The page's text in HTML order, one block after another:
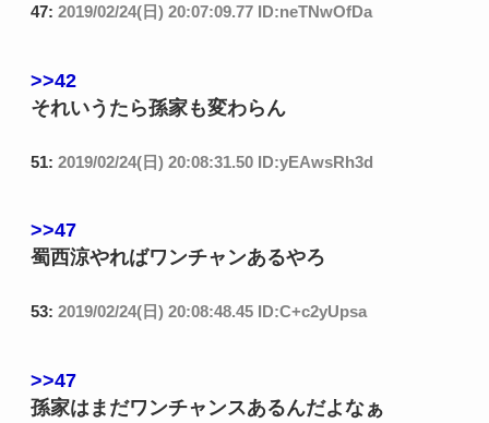
47: 2019/02/24(日) 20:07:09.77 ID:neTNwOfDa
>>42
それいうたら孫家も変わらん
51: 2019/02/24(日) 20:08:31.50 ID:yEAwsRh3d
>>47
蜀西涼やればワンチャンあるやろ
53: 2019/02/24(日) 20:08:48.45 ID:C+c2yUpsa
>>47
孫家はまだワンチャンスあるんだよなぁ